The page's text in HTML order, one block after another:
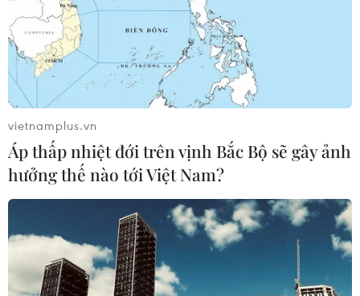
'Gặp em ngày nắng': Phim truyền hình về
vietnamplus.vn
Áp thấp nhiệt đới trên vịnh Bắc Bộ sẽ gây ảnh
hưởng thế nào tới Việt Nam?